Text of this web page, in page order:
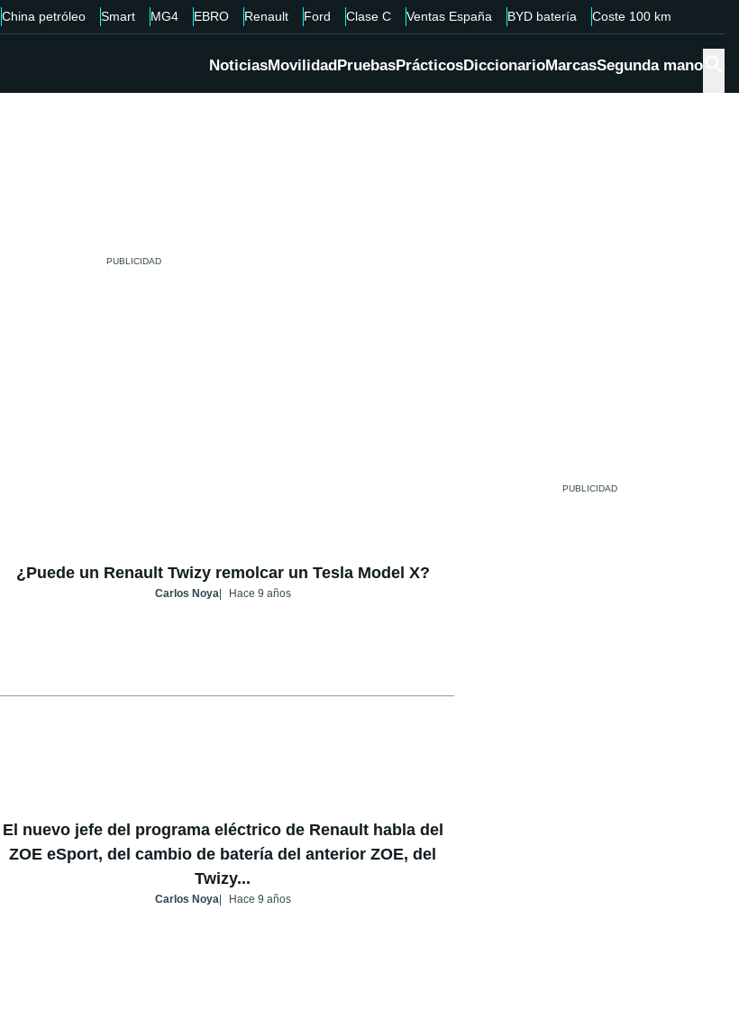
China petróleo Smart MG4 EBRO Renault Ford Clase C Ventas España BYD batería Coste 100 km
NoticiasMovilidadPruebasPrácticosDiccionarioMarcasSegunda mano
¿Puede un Renault Twizy remolcar un Tesla Model X?
Carlos Noya Hace 9 años
El nuevo jefe del programa eléctrico de Renault habla del
ZOE eSport, del cambio de batería del anterior ZOE, del
Twizy...
Carlos Noya Hace 9 años